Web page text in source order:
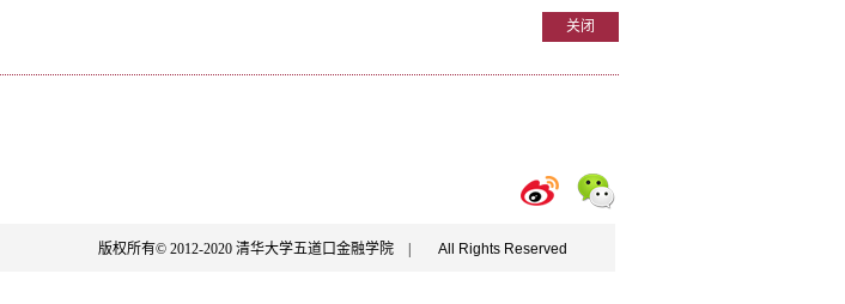
关闭
版权所有© 2012-2020 清华大学五道口金融学院 | All Rights Reserved